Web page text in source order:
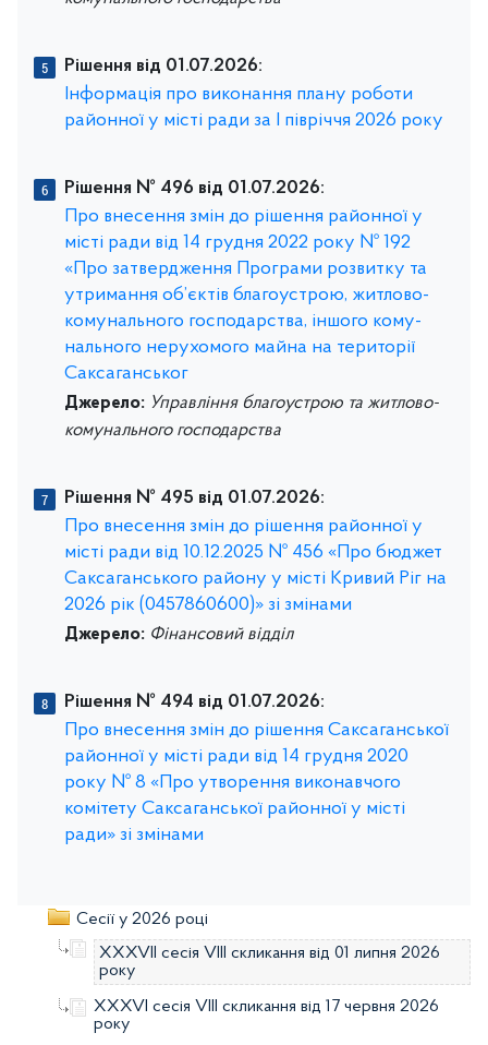
Рішення від 01.07.2026:
Інформація про виконання плану роботи
районної у місті ради за І півріччя 2026 року
Рішення № 496 від 01.07.2026:
Про внесення змін до рішення районної у
місті ради від 14 грудня 2022 року № 192
«Про затвердження Програми розвитку та
утримання об’єктів благоустрою, житлово-
комунального господарства, іншого кому-
нального нерухомого майна на території
Саксаганськог
Джерело: Управління благоустрою та житлово-
комунального господарства
Рішення № 495 від 01.07.2026:
Про внесення змін до рішення районної у
місті ради від 10.12.2025 № 456 «Про бюджет
Саксаганського району у місті Кривий Ріг на
2026 рік (0457860600)» зі змінами
Джерело: Фінансовий відділ
Рішення № 494 від 01.07.2026:
Про внесення змін до рішення Саксаганської
районної у місті ради від 14 грудня 2020
року № 8 «Про утворення виконавчого
комітету Саксаганської районної у місті
ради» зі змінами
Сесії у 2026 році
XXXVII сесія VIII скликання від 01 липня 2026
року
XXXVI сесія VIII скликання від 17 червня 2026
року